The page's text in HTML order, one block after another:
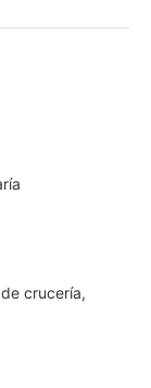
crucería,